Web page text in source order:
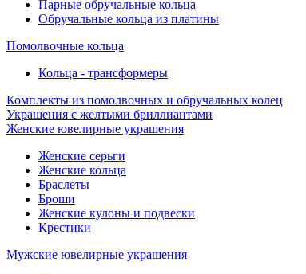
Парные обручальные кольца
Обручальные кольца из платины
Помолвочные кольца
Кольца - трансформеры
Комплекты из помолвочных и обручальных колец
Украшения с желтыми бриллиантами
Женские ювелирные украшения
Женские серьги
Женские кольца
Браслеты
Броши
Женские кулоны и подвески
Крестики
Мужские ювелирные украшения